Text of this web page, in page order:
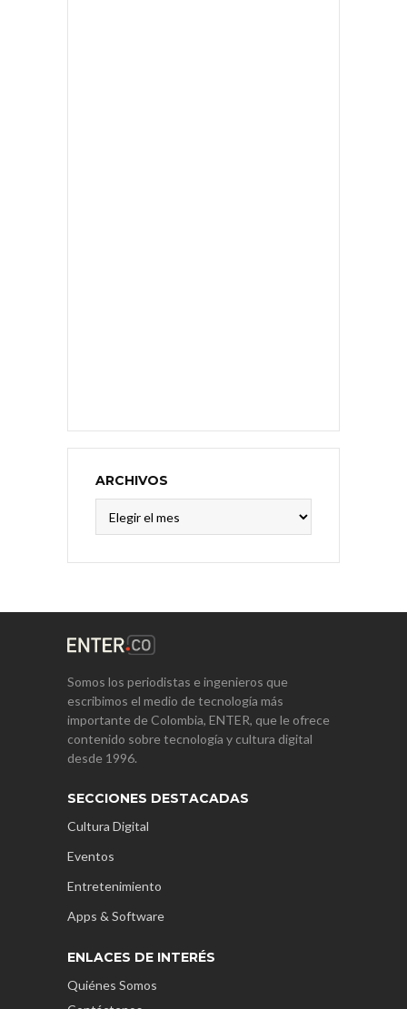
ARCHIVOS
Somos los periodistas e ingenieros que
escribimos el medio de tecnología más
importante de Colombia, ENTER, que le ofrece
contenido sobre tecnología y cultura digital
desde 1996.
SECCIONES DESTACADAS
Cultura Digital
Eventos
Entretenimiento
Apps & Software
ENLACES DE INTERÉS
Quiénes Somos